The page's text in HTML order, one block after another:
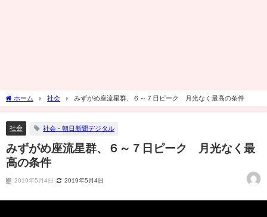
ホーム 社会 みずがめ座流星群、６～７日ピーク 月光なく最高の条件
社会 社会 - 朝日新聞デジタル
みずがめ座流星群、６～７日ピーク 月光なく最
高の条件
2019年5月4日 2019年5月4日